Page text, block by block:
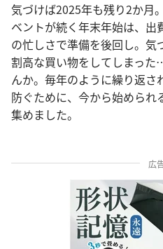
気づけば2025年も残り2か月
ベントが続く年末年始は、出
の忙しさで準備を後回し。気
割高な買い物をしてしまっ
んか。毎年のように繰り返さ
防ぐために、今から始められ
集めました。
広